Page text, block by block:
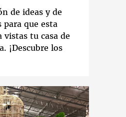
de ideas y de
para que esta
vistas tu casa de
¡Descubre los
y plantas!